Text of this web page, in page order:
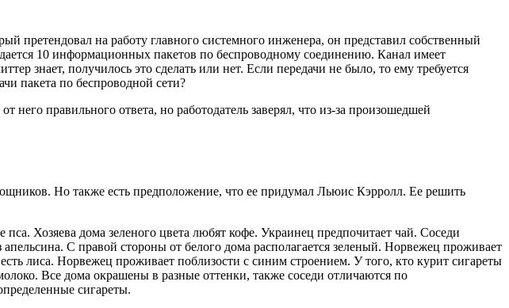
претендовал на работу главного системного инженера, он представил собственный
10 информационных пакетов по беспроводному соединению. Канал имеет
знает, получилось это сделать или нет. Если передачи не было, то ему требуется
пакета по беспроводной сети?
него правильного ответа, но работодатель заверял, что из-за произошедшей
Но также есть предположение, что ее придумал Льюис Кэрролл. Ее решить
Хозяева дома зеленого цвета любят кофе. Украинец предпочитает чай. Соседи
С правой стороны от белого дома располагается зеленый. Норвежец проживает
лиса. Норвежец проживает поблизости с синим строением. У того, кто курит сигареты
Все дома окрашены в разные оттенки, также соседи отличаются по
сигареты.